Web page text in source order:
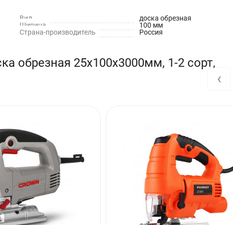
Вид
доска обрезная
Ширина
100 мм
Страна-производитель Россия
обрезная 25х100х3000мм, 1-2 сорт,
‹